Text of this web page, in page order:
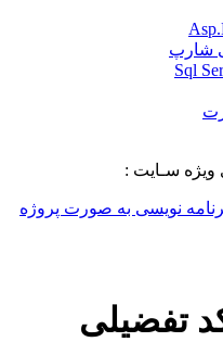
شارپ
ویژه سـایت :
نویسی به صورت پروژه
تفضیلی